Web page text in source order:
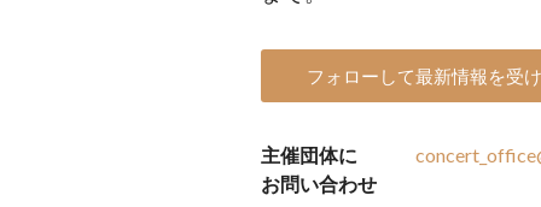
フォローして最新情報を受
主催団体に
お問い合わせ